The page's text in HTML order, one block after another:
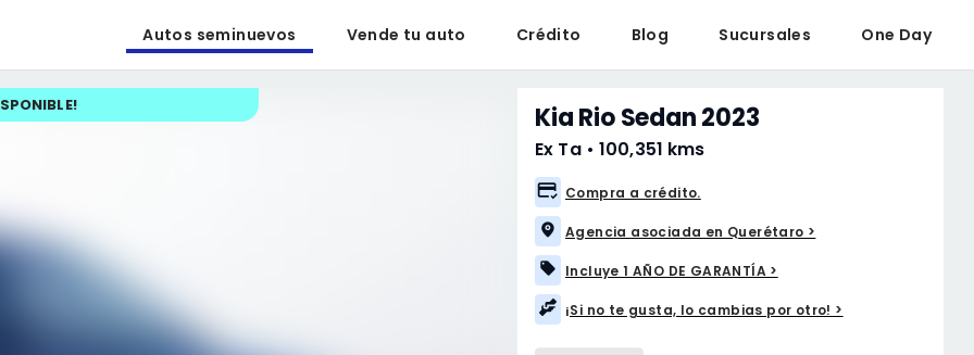
Autos seminuevos Vende tu auto Crédito Blog Sucursales One Day
! Kia Rio Sedan 2023
Ex Ta • 100,351 kms
Compra a crédito.
Agencia asociada en Querétaro >
Incluye 1 AÑO DE GARANTÍA >
¡Si no te gusta, lo cambias por otro! >